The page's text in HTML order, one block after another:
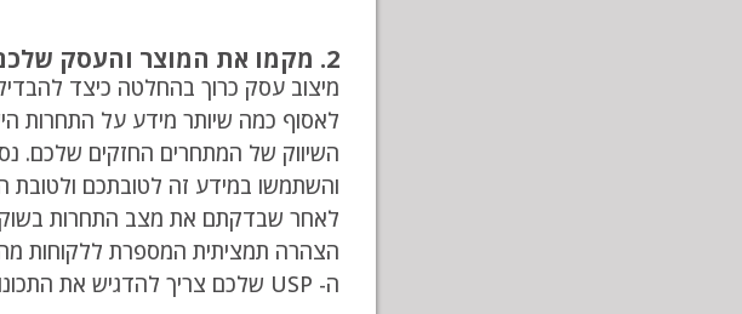
2. מקמו את המוצר והעסק שלכם
מיצוב עסק כרוך בהחלטה כיצד
לאסוף כמה שיותר מידע על התחרות
השיווק של המתחרים החזקים שלכם.
והשתמשו במידע זה לטובתכם
הצהרה תמציתית המספרת ללקוחות
ה- USP שלכם צריך להדגיש את התכונות של המוצרים שלכם שהופכות אותם לייחודיים ומוסיפים ערך ללקוחות.